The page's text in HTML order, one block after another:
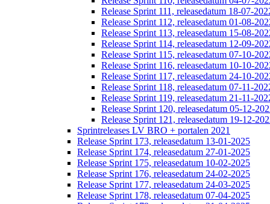
Release Sprint 111, releasedatum 18-07-
Release Sprint 112, releasedatum 01-08-
Release Sprint 113, releasedatum 15-08-
Release Sprint 114, releasedatum 12-09-
Release Sprint 115, releasedatum 07-10-
Release Sprint 116, releasedatum 10-10-
Release Sprint 117, releasedatum 24-10-
Release Sprint 118, releasedatum 07-11-
Release Sprint 119, releasedatum 21-11-
Release Sprint 120, releasedatum 05-12-
Release Sprint 121, releasedatum 19-12-
Sprintreleases LV BRO + portalen 2021
Release Sprint 173, releasedatum 13-01-2025
Release Sprint 174, releasedatum 27-01-2025
Release Sprint 175, releasedatum 10-02-2025
Release Sprint 176, releasedatum 24-02-2025
Release Sprint 177, releasedatum 24-03-2025
Release Sprint 178, releasedatum 07-04-2025